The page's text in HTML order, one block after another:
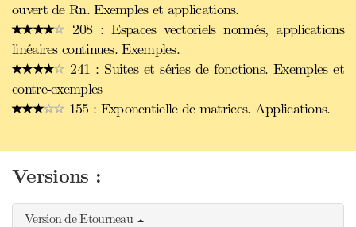
ouvert de Rn. Exemples et applications.
208 : Espaces vectoriels normés, applications
linéaires continues. Exemples.
241 : Suites et séries de fonctions. Exemples et
contre-exemples
155 : Exponentielle de matrices. Applications.
Versions :
Version de Etourneau